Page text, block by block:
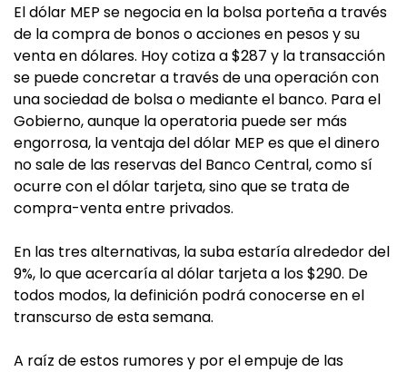
El dólar MEP se negocia en la bolsa porteña a través
de la compra de bonos o acciones en pesos y su
venta en dólares. Hoy cotiza a $287 y la transacción
se puede concretar a través de una operación con
una sociedad de bolsa o mediante el banco. Para el
Gobierno, aunque la operatoria puede ser más
engorrosa, la ventaja del dólar MEP es que el dinero
no sale de las reservas del Banco Central, como sí
ocurre con el dólar tarjeta, sino que se trata de
compra-venta entre privados.
En las tres alternativas, la suba estaría alrededor del
9%, lo que acercaría al dólar tarjeta a los $290. De
todos modos, la definición podrá conocerse en el
transcurso de esta semana.
A raíz de estos rumores y por el empuje de las